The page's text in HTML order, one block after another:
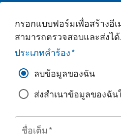
กรอกแบบฟอร์มเพื่อสร้างอี
สามารถตรวจสอบและส่งได้.
ประเภทคำร้อง*
ลบข้อมูลของฉัน
ส่งสำเนาข้อมูลของฉั
ชื่อเต็ม *